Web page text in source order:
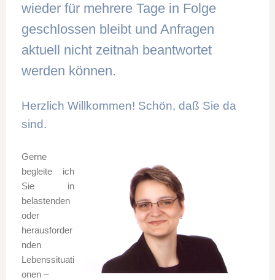
wieder für mehrere Tage in Folge
geschlossen bleibt und Anfragen
aktuell nicht zeitnah beantwortet
werden können.
Herzlich Willkommen! Schön, daß Sie da
sind.
Gerne
begleite ich
Sie in
belastenden
oder
herausforder
nden
Lebenssituati
onen –